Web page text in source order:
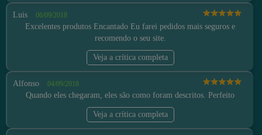
Luis 06/09/2018
Excelentes produtos Encantado Eu farei pedidos mais seguros e
recomendo o seu site.
Veja a crítica completa
Alfonso 04/09/2018
Quando eles chegaram, eles são como foram descritos. Perfeito
Veja a crítica completa